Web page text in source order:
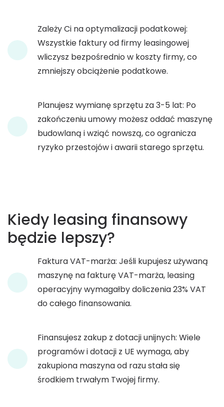
Zależy Ci na optymalizacji podatkowej:
Wszystkie faktury od firmy leasingowej
wliczysz bezpośrednio w koszty firmy, co
zmniejszy obciążenie podatkowe.
Planujesz wymianę sprzętu za 3-5 lat: Po
zakończeniu umowy możesz oddać maszynę
budowlaną i wziąć nowszą, co ogranicza
ryzyko przestojów i awarii starego sprzętu.
Kiedy leasing finansowy
będzie lepszy?
Faktura VAT-marża: Jeśli kupujesz używaną
maszynę na fakturę VAT-marża, leasing
operacyjny wymagałby doliczenia 23% VAT
do całego finansowania.
Finansujesz zakup z dotacji unijnych: Wiele
programów i dotacji z UE wymaga, aby
zakupiona maszyna od razu stała się
środkiem trwałym Twojej firmy.